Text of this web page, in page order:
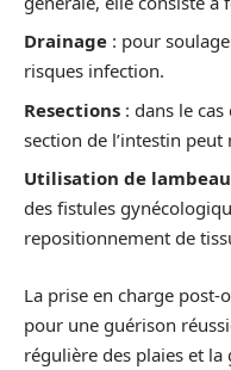
Drainage : pour
risques infection.
Resections : dans le
section de l’intestin
Utilisation de
des fistules
repositionnement de
La prise en charge
pour une guérison
régulière des plaies et